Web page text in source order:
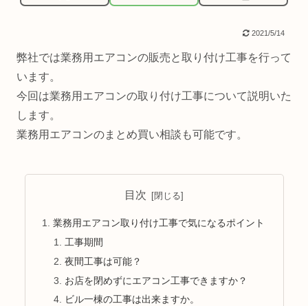
2021/5/14
弊社では業務用エアコンの販売と取り付け工事を行って
います。
今回は業務用エアコンの取り付け工事について説明いた
します。
業務用エアコンのまとめ買い相談も可能です。
目次
業務用エアコン取り付け工事で気になるポイント
工事期間
夜間工事は可能？
お店を閉めずにエアコン工事できますか？
ビル一棟の工事は出来ますか。